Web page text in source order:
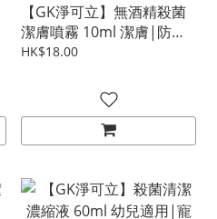
【GK淨可立】無酒精殺菌
潔膚噴霧 10ml 潔膚|防流
感|防手足口病|抗流感|殺
潔|黃金黃葡萄球菌|環境
局認可有效對抗新型冠狀病
HK$18.00